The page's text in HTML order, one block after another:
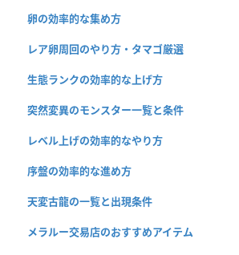
卵の効率的な集め方
レア卵周回のやり方・タマゴ厳選
生態ランクの効率的な上げ方
突然変異のモンスター一覧と条件
レベル上げの効率的なやり方
序盤の効率的な進め方
天変古龍の一覧と出現条件
メラルー交易店のおすすめアイテム